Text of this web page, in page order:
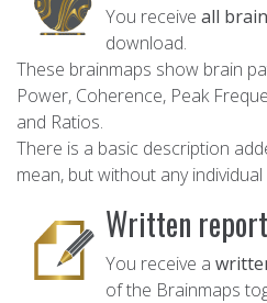
You receive all
download.
These brainmaps show brain
Power, Coherence, Peak
and Ratios.
There is a basic description
mean, but without any
Written report
You receive a
of the Brainmaps